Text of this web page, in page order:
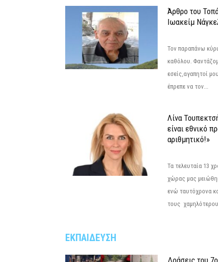
Άρθρο του
Ιωακείμ
Τον παραπάνω
καθόλου.
εσείς,αγαπητοί
έπρεπε να τον...
Λίνα
είναι εθνικό
αριθμητικό!»
Τα τελευταία 13
χώρας μας
ενώ ταυτόχρονα
τους
ΕΚΠΑΙΔΕΥΣΗ
Δράσεις του